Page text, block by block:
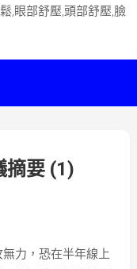
,眼部舒壓,頭部舒壓,臉
摘要 (1)
無力，恐在半年線上